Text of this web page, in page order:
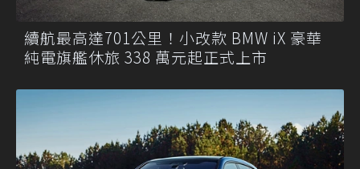
續航最高達701公里！小改款 BMW iX 豪華
純電旗艦休旅 338 萬元起正式上市